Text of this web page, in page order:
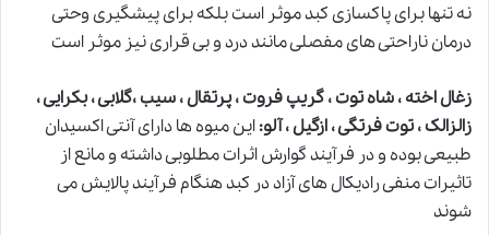
نه تنها برای پاکسازی کبد موثر است بلکه برای پیشگیری وحتی
درمان ناراحتی های مفصلی مانند درد و بی قراری نیز موثر است
زغال اخته ، شاه توت ، گریپ فروت ، پرتقال ، سیب ،گلابی ، بکرایی ،
زالزالک ، توت فرتگی ، ازگیل ، آلو‌:این میوه ها دارای آنتی اکسیدان
طبیعی بوده و در فرآیند گوارش اثرات مطلوبی داشته و مانع از
تاثیرات منفی رادیکال های آزاد در کبد هنگام فرآیند پالایش می
شوند